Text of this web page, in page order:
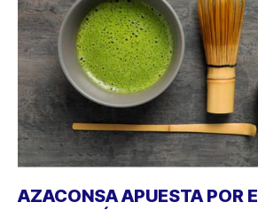
AZACONSA APUESTA POR